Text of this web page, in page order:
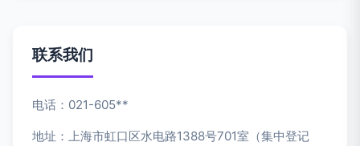
联系我们
电话：021-605**
地址：上海市虹口区水电路1388号701室（集中登记